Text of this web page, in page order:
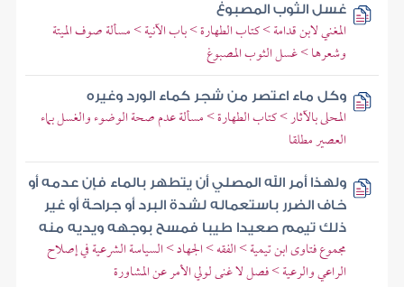
غسل الثوب المصبوغ
المغني لابن قدامة > كتاب الطهارة > باب الآنية > مسألة صوف الميتة
وشعرها > غسل الثوب المصبوغ
وكل ماء اعتصر من شجر كماء الورد وغيره
المحلى بالآثار > كتاب الطهارة > مسألة عدم صحة الوضوء والغسل بماء
العصير مطلقا
ولهذا أمر الله المصلي أن يتطهر بالماء فإن عدمه أو
خاف الضرر باستعماله لشدة البرد أو جراحة أو غير
ذلك تيمم صعيدا طيبا فمسح بوجهه ويديه منه
مجموع فتاوى ابن تيمية > الفقه > الجهاد > السياسة الشرعية في إصلاح
الراعي والرعية > فصل لا غنى لولي الأمر عن المشاورة